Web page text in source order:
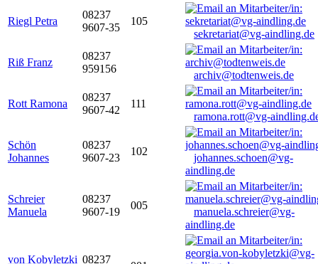
Riegl Petra
08237
9607-35
105
sekretariat@vg-aindling.de
Riß Franz
08237
959156
archiv@todtenweis.de
Rott Ramona
08237
9607-42
111
ramona.rott@vg-
Schön
Johannes
08237
9607-23
102
johannes.schoen@vg-
aindling.de
Schreier
Manuela
08237
9607-19
005
manuela.schreier@vg-
aindling.de
von Kobyletzki 08237